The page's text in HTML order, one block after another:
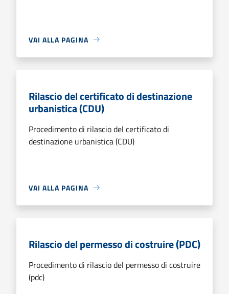
VAI ALLA PAGINA
Rilascio del certificato di destinazione
urbanistica (CDU)
Procedimento di rilascio del certificato di
destinazione urbanistica (CDU)
VAI ALLA PAGINA
Rilascio del permesso di costruire (PDC)
Procedimento di rilascio del permesso di costruire
(pdc)